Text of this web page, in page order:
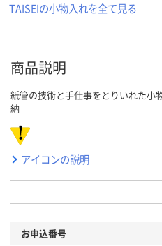
TAISEIの小物入れを全て見る
商品説明
紙管の技術と手仕事をとりいれた小
納
アイコンの説明
お申込番号